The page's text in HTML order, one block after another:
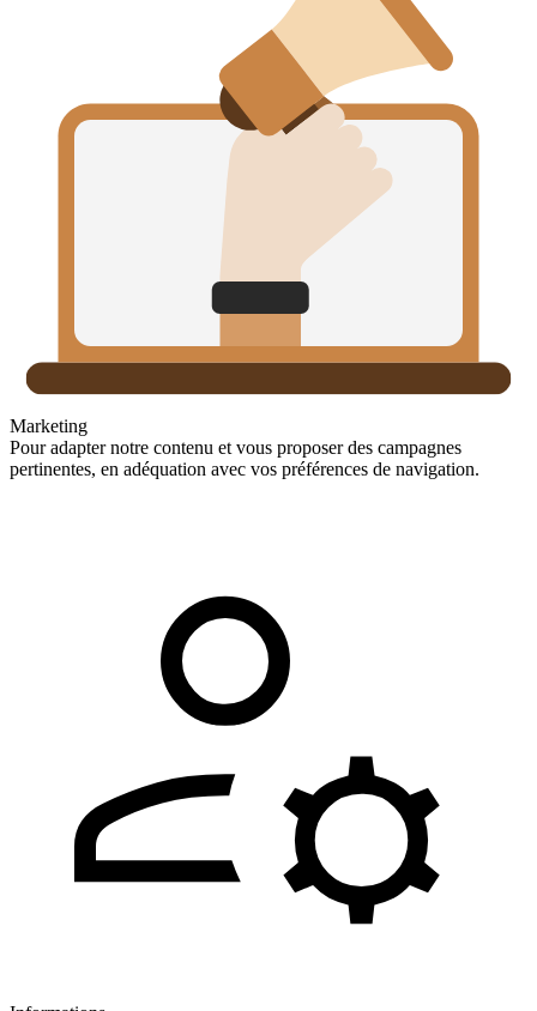
Marketing
Pour adapter notre contenu et vous proposer des campagnes
pertinentes, en adéquation avec vos préférences de navigation.